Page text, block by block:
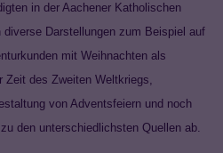
in der Aachener Katholischen
diverse Darstellungen zum Beispiel auf
mit Weihnachten als
Zeit des Zweiten Weltkriegs,
von Adventsfeiern und noch
den unterschiedlichsten Quellen ab.